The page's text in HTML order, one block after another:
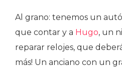
Al grano: tenemos un
que contar y a Hugo, un
reparar relojes, que
más! Un anciano con un